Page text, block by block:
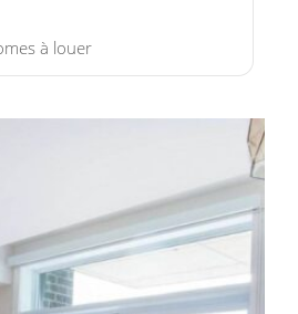
Résidences autonomes à louer